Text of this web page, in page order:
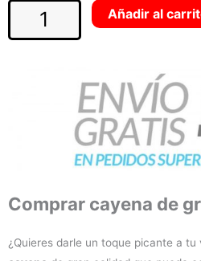
Cayena
(envase
Añadir al
Comprar cayena de
¿Quieres darle un toque picante a